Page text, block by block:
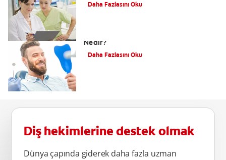
Daha Fazlasını Oku
Nedir?
Daha Fazlasını Oku
Diş hekimlerine destek olmak
Dünya çapında giderek daha fazla uzman